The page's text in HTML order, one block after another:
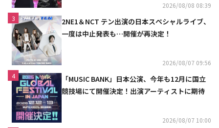
2026/08/08 08:39
3
2NE1＆NCT テン出演の日本スペシャルライブ、
一度は中止発表も…開催が再決定！
2026/08/07 09:56
4
「MUSIC BANK」日本公演、今年も12月に国立
競技場にて開催決定！出演アーティストに期待
2026/08/07 10:00